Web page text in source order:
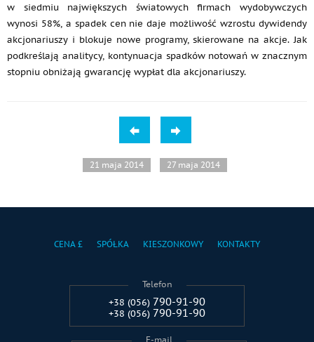
w siedmiu największych światowych firmach wydobywczych
wynosi 58%, a spadek cen nie daje możliwość wzrostu dywidendy
akcjonariuszy i blokuje nowe programy, skierowane na akcje. Jak
podkreślają analitycy, kontynuacja spadków notowań w znacznym
stopniu obniżają gwarancję wypłat dla akcjonariuszy.
21 maja 2014 27 maja 2014
CENA £ SPÓŁKA KIESZONKOWY KONTAKTY
Telefon
+38 (056) 790-91-90
+38 (056) 790-91-90
E-mail